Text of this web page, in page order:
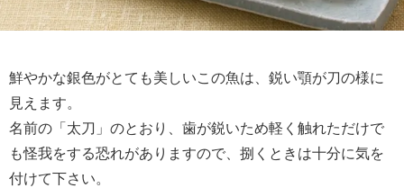
鮮やかな銀色がとても美しいこの魚は、鋭い顎が刀の様に
見えます。
名前の「太刀」のとおり、歯が鋭いため軽く触れただけで
も怪我をする恐れがありますので、捌くときは十分に気を
付けて下さい。